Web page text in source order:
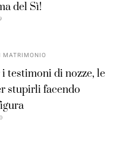
del Sì!
MATRIMONIO
i testimoni di nozze, le
stupirli facendo